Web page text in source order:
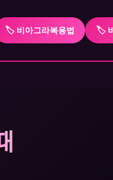
🏷️ 비아그라복용법 🏷️